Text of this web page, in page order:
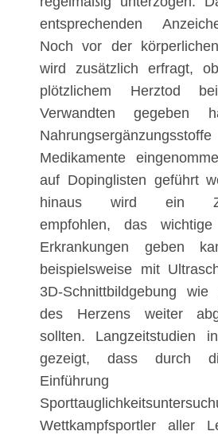
entsprechenden
Noch vor der
wird zusätzlich erfragt,
plötzlichem Herztod
Verwandten gegeben
Medikamente
auf Dopinglisten geführt
hinaus wird ein
empfohlen, das
Erkrankungen geben
beispielsweise mit
3D-Schnittbildgebung
des Herzens weiter
sollten. Langzeitstudien
gezeigt, dass durch
Wettkampfsportler aller